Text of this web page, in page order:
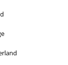
długie